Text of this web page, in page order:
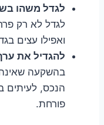
לגדל משהו
לגדל לא רק
ואפילו עצים
להגדיל את
בהשקעה שאינה
הנכס, לעיתים
פורחת.